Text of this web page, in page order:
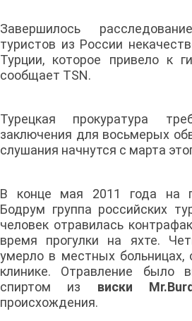
Завершилось
туристов из России
Турции, которое привело к
сообщает TSN.
Турецкая прокуратура
заключения для восьмерых
слушания начнутся с марта
В конце мая 2011 года на
Бодрум группа российских
человек отравилась
время прогулки на яхте.
умерло в местных больницах,
клинике. Отравление было
спиртом из виски
происхождения.